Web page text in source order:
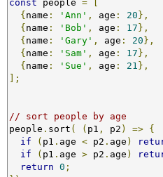
const people =
{ name : 'Ann' , age : 20 },
{ name : 'Bob' , age : 17 },
{ name : 'Gary' , age : 20 },
{ name : 'Sam' , age : 17 },
{ name : 'Sue' , age : 21 },
];
// sort people by age
people . sort ( ( p1 , p2 ) => {
if
( p1 . age < p2 . age )
if
( p1 . age > p2 . age )
return 0 ;